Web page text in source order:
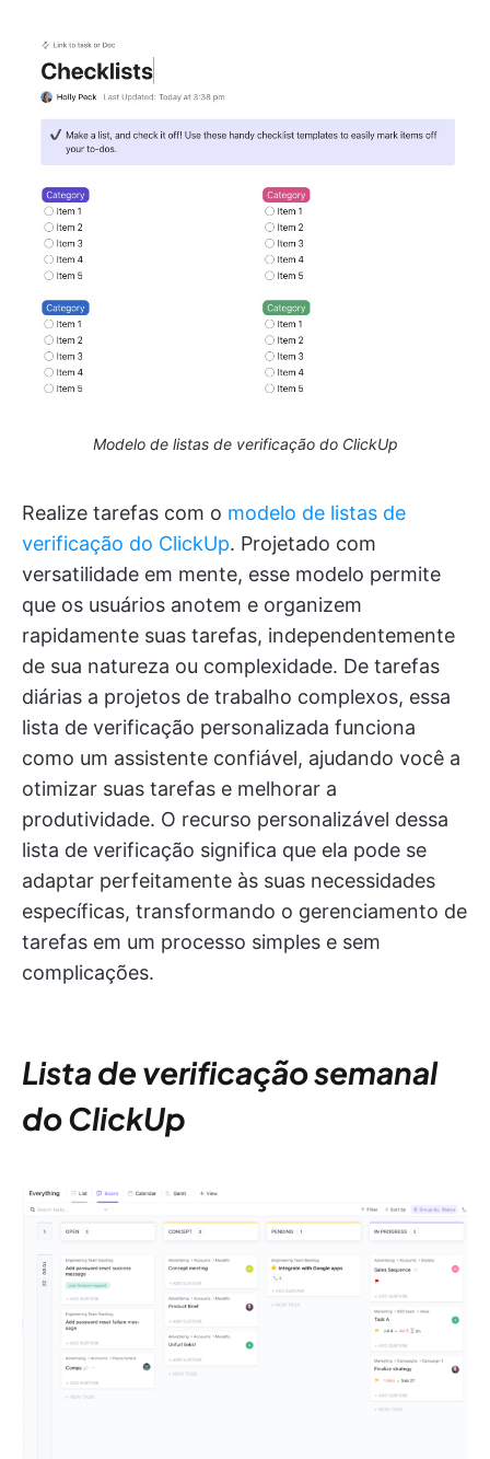
Modelo de listas de verificação do ClickUp
Realize tarefas com o modelo de listas de
verificação do ClickUp. Projetado com
versatilidade em mente, esse modelo permite
que os usuários anotem e organizem
rapidamente suas tarefas, independentemente
de sua natureza ou complexidade. De tarefas
diárias a projetos de trabalho complexos, essa
lista de verificação personalizada funciona
como um assistente confiável, ajudando você a
otimizar suas tarefas e melhorar a
produtividade. O recurso personalizável dessa
lista de verificação significa que ela pode se
adaptar perfeitamente às suas necessidades
específicas, transformando o gerenciamento de
tarefas em um processo simples e sem
complicações.
Lista de verificação semanal
do ClickUp